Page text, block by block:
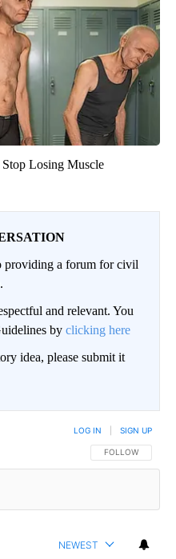
Losing Muscle
a forum for civil
and relevant. You
by clicking here
idea, please submit it
FOLLOW THIS
FOLLOW
LOG IN SIGN UP
NEWEST